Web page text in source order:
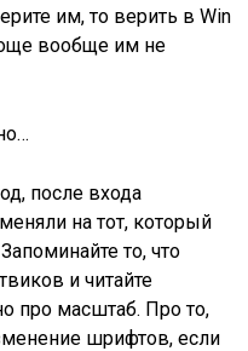
им, то верить в Win
вообще им не
после входа
на тот, который
то, что
и читайте
про масштаб. Про то,
шрифтов, если